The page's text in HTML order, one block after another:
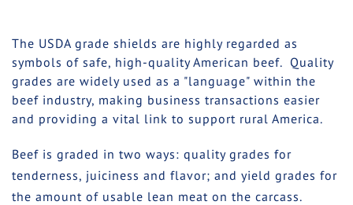
The USDA grade shields are highly regarded as
symbols of safe, high-quality American beef. Quality
grades are widely used as a "language" within the
beef industry, making business transactions easier
and providing a vital link to support rural America.
Beef is graded in two ways: quality grades for
tenderness, juiciness and flavor; and yield grades for
the amount of usable lean meat on the carcass.